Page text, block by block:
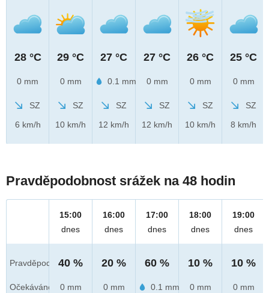
28 °C
0 mm
SZ
6 km/h
29 °C
0 mm
SZ
10 km/h
27 °C
0.1 mm
SZ
12 km/h
27 °C
0 mm
SZ
12 km/h
26 °C
0 mm
SZ
10 km/h
25 °C
0 mm
SZ
8 km/h
Pravděpodobnost srážek na 48 hodin
Pravděpod.
Očekáváno
15:00
dnes
40 %
0 mm
16:00
dnes
20 %
0 mm
17:00
dnes
60 %
0.1 mm
18:00
dnes
10 %
0 mm
19:00
dnes
10 %
0 mm